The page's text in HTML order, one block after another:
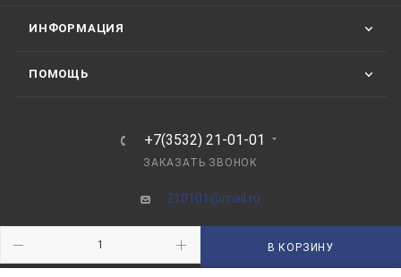
В КОРЗИНУ
ИНФОРМАЦИЯ
ПОМОЩЬ
+7(3532) 21-01-01
ЗАКАЗАТЬ ЗВОНОК
210101@mail.ru
г. Оренбург, пр-д Автоматики, 8 "А"